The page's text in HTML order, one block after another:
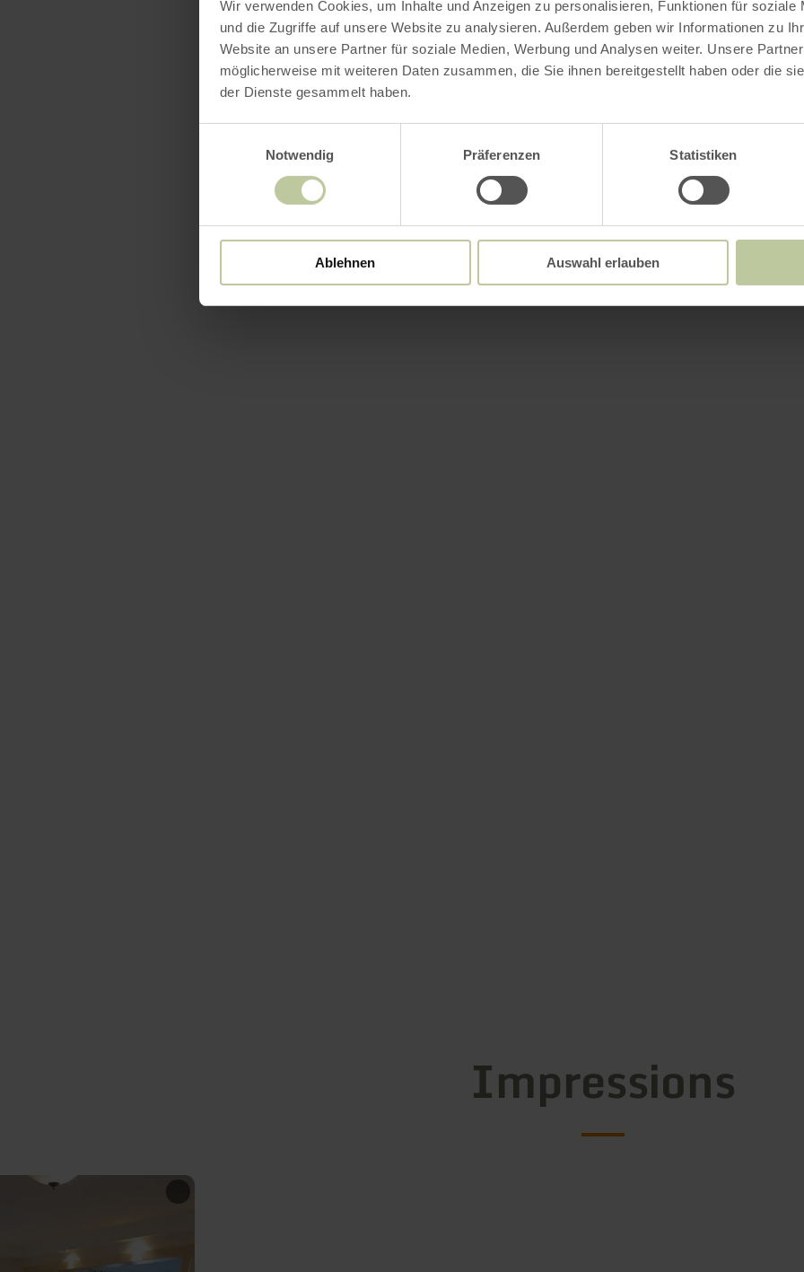
Wir verwenden Cookies, um Inhalte und Anzeigen zu personalisieren, Funktionen für soziale
und die Zugriffe auf unsere Website zu analysieren. Außerdem geben wir Informationen zu
Website an unsere Partner für soziale Medien, Werbung und Analysen weiter. Unsere
möglicherweise mit weiteren Daten zusammen, die Sie ihnen bereitgestellt haben oder die
der Dienste gesammelt haben.
Notwendig
Präferenzen Statistiken
Ablehnen Auswahl erlauben
Impressions